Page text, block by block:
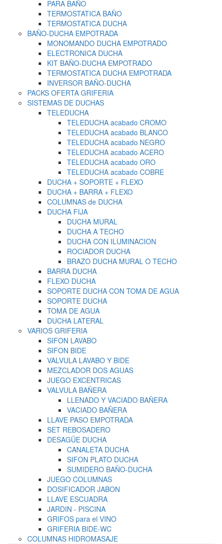
PARA BAÑO
TERMOSTATICA BAÑO
TERMOSTATICA DUCHA
BAÑO-DUCHA EMPOTRADA
MONOMANDO DUCHA EMPOTRADO
ELECTRONICA DUCHA
KIT BAÑO-DUCHA EMPOTRADO
TERMOSTATICA DUCHA EMPOTRADA
INVERSOR BAÑO-DUCHA
PACKS OFERTA GRIFERIA
SISTEMAS DE DUCHAS
TELEDUCHA
TELEDUCHA acabado CROMO
TELEDUCHA acabado BLANCO
TELEDUCHA acabado NEGRO
TELEDUCHA acabado ACERO
TELEDUCHA acabado ORO
TELEDUCHA acabado COBRE
DUCHA + SOPORTE + FLEXO
DUCHA + BARRA + FLEXO
COLUMNAS de DUCHA
DUCHA FIJA
DUCHA MURAL
DUCHA A TECHO
DUCHA CON ILUMINACION
ROCIADOR DUCHA
BRAZO DUCHA MURAL O TECHO
BARRA DUCHA
FLEXO DUCHA
SOPORTE DUCHA CON TOMA DE AGUA
SOPORTE DUCHA
TOMA DE AGUA
DUCHA LATERAL
VARIOS GRIFERIA
SIFON LAVABO
SIFON BIDE
VALVULA LAVABO Y BIDE
MEZCLADOR DOS AGUAS
JUEGO EXCENTRICAS
VALVULA BAÑERA
LLENADO Y VACIADO BAÑERA
VACIADO BAÑERA
LLAVE PASO EMPOTRADA
SET REBOSADERO
DESAGÜE DUCHA
CANALETA DUCHA
SIFON PLATO DUCHA
SUMIDERO BAÑO-DUCHA
JUEGO COLUMNAS
DOSIFICADOR JABON
LLAVE ESCUADRA
JARDIN - PISCINA
GRIFOS para el VINO
GRIFERIA BIDE-WC
COLUMNAS HIDROMASAJE